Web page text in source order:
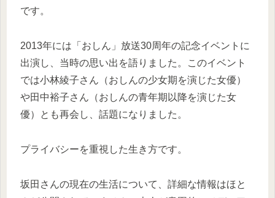
です。
2013年には「おしん」放送30周年の記念イベントに
出演し、当時の思い出を語りました。このイベント
では小林綾子さん（おしんの少女期を演じた女優）
や田中裕子さん（おしんの青年期以降を演じた女
優）とも再会し、話題になりました。
プライバシーを重視した生き方です。
坂田さんの現在の生活について、詳細な情報はほと